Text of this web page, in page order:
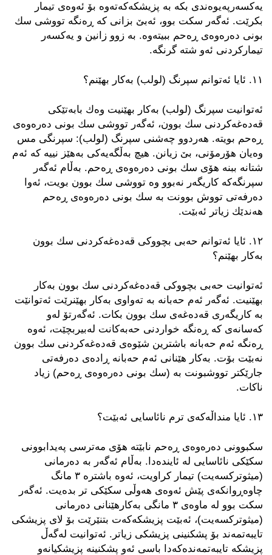
یه‌كسه‌رپه‌یوه‌ندی بكه‌ به‌ پزیشكه‌كه‌ته‌وه‌ بۆ ئه‌وه‌ی تیمار
بكرێت. ئه‌گه‌ر سكت بوو، ئه‌بێ بزانی كه‌ ڕه‌نگه تووشی سك
بونی ده‌ره‌وه‌ی ڕه‌حم ببیته‌وه‌. به‌ زوو زانین و یه‌كسه‌ر
تیماركردنی ئه‌و شته‌ گرنگه‌.
١١. ئایا ئه‌توانم سپرنگ (لولب) به‌كار بهێنم؟
ئه‌توانیت سپرنگ (لولب) به‌كار بهێنیت وه‌ك بابه‌تێكی
قه‌ده‌غه‌كردنی سك بوون، ئه‌گه‌ر تووشی سك بونی ده‌ره‌وه‌ی
ڕه‌حم بویته‌. هه‌ردوو چه‌شنی سپرنگ (لولب): سپرنگی مس
وه‌یان هۆرمۆنی، بێ زیانن. هیچ به‌ڵگه‌یه‌كی به‌هێز نییه‌ كه‌ ئه‌م
شتانه‌ ببنه‌ هۆی سك بونی ده‌ره‌وه‌ی ڕه‌حم. به‌ڵام ئه‌گه‌ر
سپرنگه‌كه‌ كاریگه‌ر نه‌بوو وه‌ تووشی سك بوون بویت، ئه‌وا
ده‌رفه‌تی تووش بوونت به‌ سك بونی ده‌ره‌وه‌ی ڕه‌حم
هه‌ندێك زیاتر ئه‌بێت.
١٢. ئایا ئه‌توانم حه‌بی بچووكی قه‌ده‌غه‌كردنی سك بوون
به‌كار بهێنم؟
ئه‌توانیت حه‌بی بچووكی قه‌ده‌غه‌كردنی سك بوون به‌كار
بهێنیت. ئه‌گه‌ر ئه‌م حه‌بانه‌ به‌ ته‌واوی به‌كار بهێنرێت ئه‌توانێت
به‌ كاریگه‌ری قه‌ده‌غه‌ی سك بوون بكات. ئه‌گه‌رتۆ له‌و
كه‌سانه‌ی كه‌ ڕه‌نگه‌ خواردنی حه‌به‌كانت له‌بیربچێت، ئه‌وه‌
ڕه‌نگه‌ ئه‌م حه‌بانه‌ باشترین شێوه‌ی قه‌ده‌غه‌كردنی سك بوون
نه‌بێت بۆت. به‌كار هێنانی ئه‌م حه‌بانه‌ ڕاده‌ی ده‌رفه‌تی
جارێكتر تووشبونت به‌ (سك بونی ده‌ره‌وه‌ی ڕه‌حم) زیاد
ناكات.
١٣. ئایا منداڵه‌كه‌ی ترم نائاسایی ئه‌بێت؟
سكبوونی ده‌ره‌وه‌ی ڕه‌حم نابێته‌ هۆی مه‌ترسی په‌یدابوونی
سكێكی نائاسایی له‌ ئاینده‌دا. به‌ڵام ئه‌گه‌ر به‌ ده‌رمانی
(میثوتركسه‌یت) تیمار كراویت، ئه‌وه‌ باشتره‌ ٣ مانگ
چاوه‌ڕوانكه‌ی پێش ئه‌وه‌ی هه‌وڵی سكێكی تر بده‌یت. ئه‌گه‌ر
سكت بوو له‌ ماوه‌ی ٣ مانگی به‌كارهێنانی ده‌رمانی
(میثوتركسه‌یت)، ئه‌بێت پزیشكه‌كه‌ت بتنێرێت بۆ لای پزیشكی
تایبه‌تمه‌ند بۆ پشكنینی پزیشكی زیاتر. ئه‌توانیت له‌گه‌ڵ
پزیشكه‌ تایبه‌تمه‌نده‌كه‌دا باسی ئه‌و پشكنینه‌ پزیشكیانه‌و